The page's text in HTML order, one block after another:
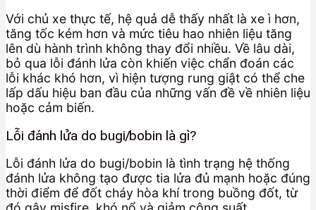
Với chủ xe thực tế, hệ quả dễ thấy nhất là xe ì hơn,
tăng tốc kém hơn và mức tiêu hao nhiên liệu tăng
lên dù hành trình không thay đổi nhiều. Về lâu dài,
bỏ qua lỗi đánh lửa còn khiến việc chẩn đoán các
lỗi khác khó hơn, vì hiện tượng rung giật có thể che
lấp dấu hiệu ban đầu của những vấn đề về nhiên liệu
hoặc cảm biến.
Lỗi đánh lửa do bugi/bobin là gì?
Lỗi đánh lửa do bugi/bobin là tình trạng hệ thống
đánh lửa không tạo được tia lửa đủ mạnh hoặc đúng
thời điểm để đốt cháy hòa khí trong buồng đốt, từ